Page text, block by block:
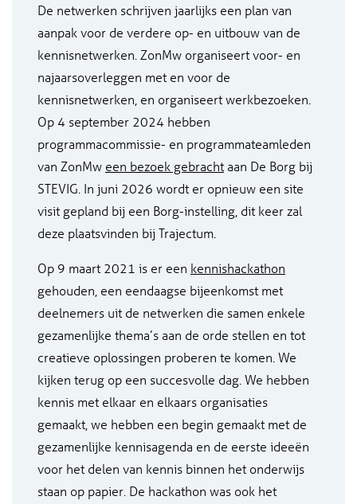
De netwerken schrijven jaarlijks een plan van
aanpak voor de verdere op- en uitbouw van de
kennisnetwerken. ZonMw organiseert voor- en
najaarsoverleggen met en voor de
kennisnetwerken, en organiseert werkbezoeken.
Op 4 september 2024 hebben
programmacommissie- en programmateamleden
van ZonMw een bezoek gebracht aan De Borg bij
STEVIG. In juni 2026 wordt er opnieuw een site
visit gepland bij een Borg-instelling, dit keer zal
deze plaatsvinden bij Trajectum.
Op 9 maart 2021 is er een kennishackathon
gehouden, een eendaagse bijeenkomst met
deelnemers uit de netwerken die samen enkele
gezamenlijke thema’s aan de orde stellen en tot
creatieve oplossingen proberen te komen. We
kijken terug op een succesvolle dag. We hebben
kennis met elkaar en elkaars organisaties
gemaakt, we hebben een begin gemaakt met de
gezamenlijke kennisagenda en de eerste ideeën
voor het delen van kennis binnen het onderwijs
staan op papier. De hackathon was ook het